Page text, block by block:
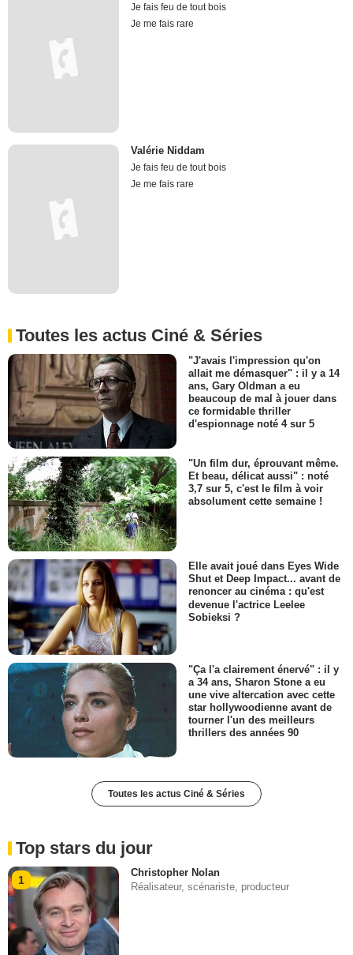
Je fais feu de tout bois
Je me fais rare
Valérie Niddam
Je fais feu de tout bois
Je me fais rare
Toutes les actus Ciné & Séries
"J'avais l'impression qu'on
allait me démasquer" : il y a 14
ans, Gary Oldman a eu
beaucoup de mal à jouer dans
ce formidable thriller
d'espionnage noté 4 sur 5
"Un film dur, éprouvant même.
Et beau, délicat aussi" : noté
3,7 sur 5, c'est le film à voir
absolument cette semaine !
Elle avait joué dans Eyes Wide
Shut et Deep Impact... avant de
renoncer au cinéma : qu'est
devenue l'actrice Leelee
Sobieksi ?
"Ça l'a clairement énervé" : il y
a 34 ans, Sharon Stone a eu
une vive altercation avec cette
star hollywoodienne avant de
tourner l'un des meilleurs
thrillers des années 90
Toutes les actus Ciné & Séries
Top stars du jour
1
Christopher Nolan
Réalisateur, scénariste, producteur